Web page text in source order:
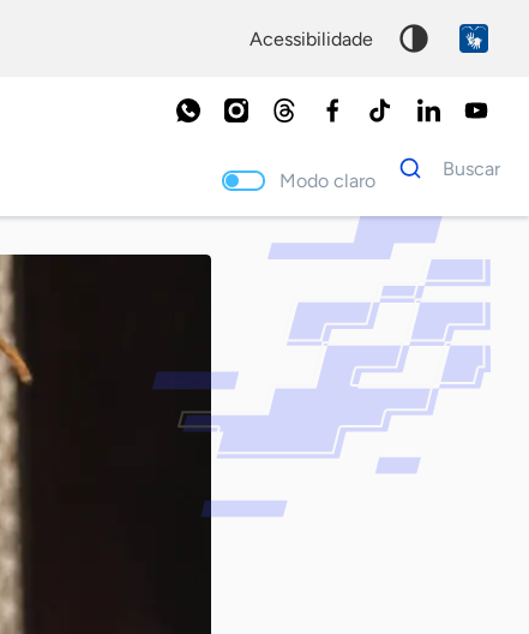
acessibilidade
Modo claro
Dados
para
Buscar
Palavra
chave